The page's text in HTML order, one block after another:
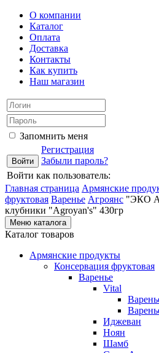
О компании
Каталог
Оплата
Доставка
Контакты
Как купить
Наш магазин
Запомнить меня
Регистрация
Забыли пароль?
Войти как пользователь:
Главная страница Армянские
фруктовая Варенье Агроянс "ЭКО
клубники "Agroyan's" 430гр
Меню каталога
Каталог товаров
Армянские продукты
Консервация фруктовая
Варенье
Vital
Иджеван
Ноян
Шамб